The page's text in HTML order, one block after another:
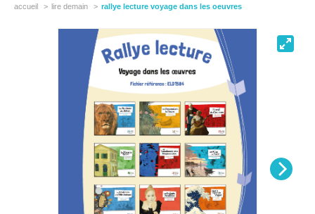
accueil lire demain rallye lecture voyage dans les oeuvres